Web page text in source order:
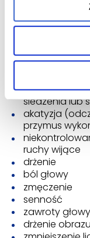
Częste
10 pacjentów):
cukrzyca
zaburzenia
uczucie
siedzenia lub
akatyzja
przymus
ruchy wijące
drżenie
ból głowy
zmęczenie
senność
zawroty głowy
drżenie